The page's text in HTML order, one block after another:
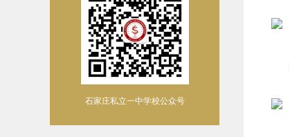
石家庄私立一中学校公众号